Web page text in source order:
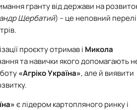
гранту від держави на
Щербатий) – це неповний
проєкту отримав і Микола
та навички якого допомагають
«Агріко Україна», але й виявити
є лідером картопляного ринку і